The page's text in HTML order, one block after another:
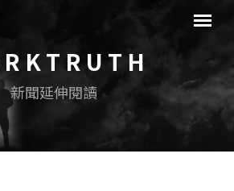
K T R U T H
新聞延伸閱讀